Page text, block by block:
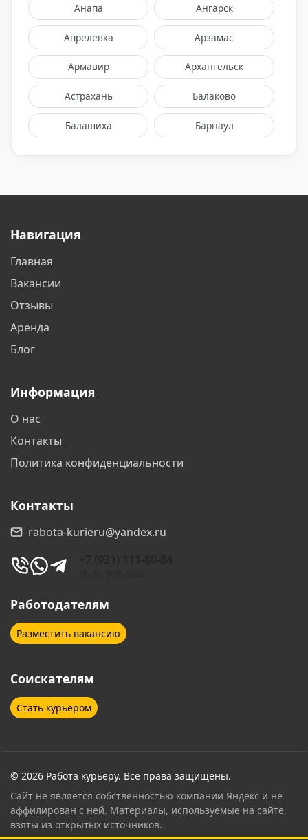
Анапа Ангарск
Апрелевка Арзамас
Армавир Архангельск
Астрахань Балаково
Балашиха Барнаул
Видное
Геленджик
Дзержинский
Екатеринбург
Железнодорожный
Иркутск
Калуга
Кингисепп
Коломна Колпино
Королёв Кострома
Котельники
Навигация
Главная
Вакансии
Отзывы
Аренда
Блог
Информация
О нас
Контакты
Политика конфиденциальности
Контакты
rabota-kurieru@yandex.ru
Работодателям
Разместить вакансию
Соискателям
Стать курьером
© 2026 Работа курьеру. Все права защищены.
Сайт не является собственностью компании Яндекс и не
аффилирован с ней. Материалы, используемые на сайте,
взяты из открытых источников.